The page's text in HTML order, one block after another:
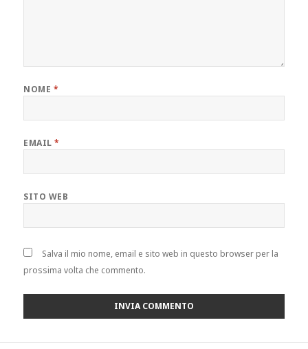
NOME *
EMAIL*
SITO WEB
Salva il mio nome, email e sito web in questo browser per la
prossima volta che commento.